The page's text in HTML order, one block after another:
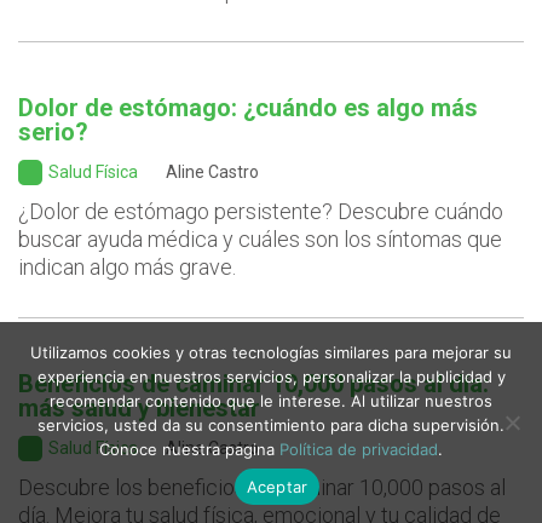
Dolor de estómago: ¿cuándo es algo más
serio?
Salud Física Aline Castro
¿Dolor de estómago persistente? Descubre cuándo
buscar ayuda médica y cuáles son los síntomas que
indican algo más grave.
Beneficios de caminar 10,000 pasos al día:
más salud y bienestar
Salud Física Aline Castro
Descubre los beneficios de caminar 10,000 pasos al
día. Mejora tu salud física, emocional y tu calidad de
Utilizamos cookies y otras tecnologías similares para mejorar su
experiencia en nuestros servicios, personalizar la publicidad y
recomendar contenido que le interese. Al utilizar nuestros
servicios, usted da su consentimiento para dicha supervisión.
Conoce nuestra pagina Política de privacidad.
Aceptar